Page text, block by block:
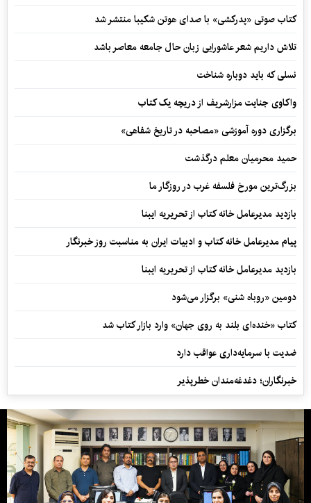
کتاب صوتی «پدرکشی» با صدای هوتن شکیبا منتشر شد
تلاش داریم شعر عاشورایی زبان حال جامعه معاصر باشد
نسلی که باید دوباره شناخت
واکاوی جنایت مزارشریف از دریچه یک کتاب
برگزاری دوره آموزشی «مصاحبه در تاریخ شفاهی»
حمید محرمیان معلم درگذشت
بزرگ‌ترین مورخ فلسفه غرب در روزگار ما
بازدید مدیرعامل خانه کتاب از تحریریه ایبنا
پیام مدیرعامل خانه کتاب و ادبیات ایران به مناسبت روز خبرنگار
بازدید مدیرعامل خانه کتاب از تحریریه ایبنا
دومین «روباه شنی» برگزار می‌شود
کتاب «خنده‌ای بلند به روی جهان» وارد بازار کتاب شد
ضدیت با سرمایه‌داری عواقب دارد
خبرنگاران؛ دغدغه‌مندان خطرپذیر